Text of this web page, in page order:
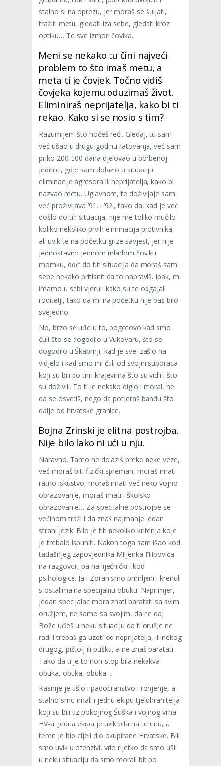
stalno si na oprezu, jer moraš se šuljati,
tražiti metu, gledati iza sebe, gledati kroz
optiku… To sve izmori čovika.
Meni se nekako tu čini najveći
problem to što imaš metu, a
meta ti je čovjek. Točno vidiš
čovjeka kojemu oduzimaš život.
Eliminiraš neprijatelja, kako bi ti
rekao. Kako si se nosio s tim?
Razumijem što hoćeš reći. Gledaj, tu sam
već ušao u drugu godinu ratovanja, već sam
priko 200-300 dana djelovao u borbenoj
jedinici, gdje sam dolazio u situaciju
eliminacije agresora ili neprijatelja, kako bi
nazvao metu. Uglavnom, te doživljaje sam
već proživljava ’91. i ’92., tako da, kad je već
došlo do tih situacija, nije me toliko mučilo
koliko nekoliko prvih eliminacija protivnika,
ali uvik te na početku grize savjest, jer nije
jednostavno jednom mladom čoviku,
momku, doć’ do tih situacija da moraš sam
sebe nekako pritisnit da to napraviš. Ipak, mi
imamo u sebi vjeru i kako su te odgajali
roditelji, tako da mi na početku nije baš bilo
svejedno.
No, brzo se uđe u to, pogotovo kad smo
čuli što se dogodilo u Vukovaru, što se
dogodilo u Škabrnji, kad je sve izašlo na
vidjelo i kad smo mi čuli od svojih suboraca
koji su bili po tim krajevima što su vidli i što
su doživili. To ti je nekako diglo i moral, ne
da se osvetiš, nego da potjeraš bandu što
dalje od hrvatske granice.
Bojna Zrinski je elitna postrojba.
Nije bilo lako ni ući u nju.
Naravno. Tamo ne dolaziš preko neke veze,
već moraš biti fizički spreman, moraš imati
ratno iskustvo, moraš imati već neko vojno
obrazovanje, moraš imati i školsko
obrazovanje… Za specijalne postrojbe se
većinom traži i da znaš najmanje jedan
strani jezik. Bilo je tih nekoliko kriterija koje
je trebalo ispuniti. Nakon toga sam išao kod
tadašnjeg zapovjednika Miljenka Filipovića
na razgovor, pa na liječnički i kod
psihologice. Ja i Zoran smo primljeni i krenuli
s ostalima na specijalnu obuku. Naprimjer,
jedan specijalac mora znati baratati sa svim
oružjem, ne samo sa svojim, da ne daj
Bože uđeš u neku situaciju da ti oružje ne
radi i trebaš ga uzeti od neprijatelja, ili nekog
drugog, pištolj ili pušku, a ne znaš baratati.
Tako da ti je to non-stop bila nekakva
obuka, obuka, obuka…
Kasnije je ušlo i padobranstvo i ronjenje, a
stalno smo imali i jednu ekipu tjelohranitelja
koji su bili uz pokojnog Šuška i vojnog vrha
HV-a. Jedna ekipa je uvik bila na terenu, a
teren je bio cijeli dio okupirane Hrvatske. Bili
smo uvik u ofenzivi, vrlo rijetko da smo ušli
u neku situaciju da smo morali bit po